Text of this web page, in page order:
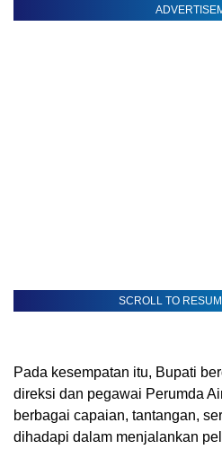
SCROLL TO
Pada kesempatan itu, Bupati
direksi dan pegawai Perumda
berbagai capaian, tantangan,
dihadapi dalam menjalankan